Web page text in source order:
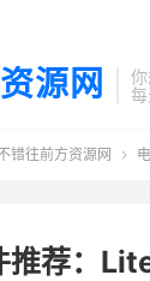
源网
错往前方资源网 
推荐：